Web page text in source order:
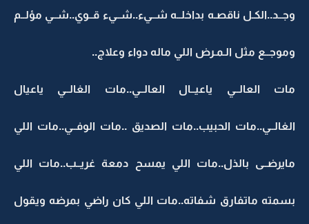
وجــد..الكـل ناقصـه بداخلــه شــيء..شــيء قــوي..شــي مؤلــم
وموجــع مثل الـمـرض اللي ماله دواء وعلاج..
مات العالــي ياعيــال العالــي..مات الغالــي ياعيال
الغالــي..مات الحبيب..مات الصديق ..مات الوفــي..مات اللي
مايرضــى بالذل..مات اللي يمسح دمعة غريــب..مات اللي
بسمته ماتفارق شفاته..مات اللي كان راضي بمرضه ويقول